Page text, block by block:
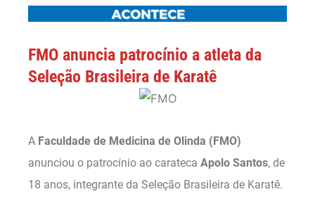
FMO anuncia patrocínio a atleta da
Seleção Brasileira de Karatê
A Faculdade de Medicina de Olinda (FMO)
anunciou o patrocínio ao carateca Apolo Santos, de
18 anos, integrante da Seleção Brasileira de Karatê.